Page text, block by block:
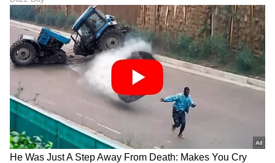
ಟ್ರಂಪ್ ಐತಿಹಾಸಿಕ ಒಪ್ಪಂದ | India US
Trade Deal | Party Rounds